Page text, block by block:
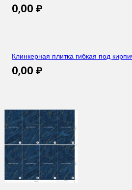
0,00 ₽
Клинкерная плитка гибкая под
0,00 ₽